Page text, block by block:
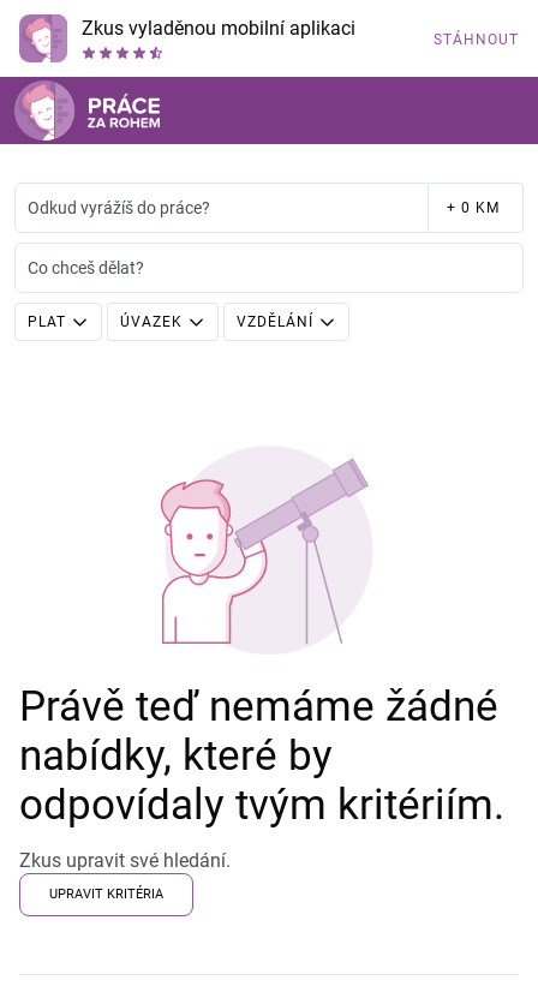
Zkus vyladěnou mobilní aplikaci STÁHNOUT
Odkud vyrážíš do práce? + 0 KM
Co chceš dělat?
PLAT ÚVAZEK VZDĚLÁNÍ
Právě teď nemáme žádné
nabídky, které by
odpovídaly tvým kritériím.
Zkus upravit své hledání.
UPRAVIT KRITÉRIA